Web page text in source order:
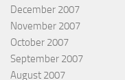
December 2007
November 2007
October 2007
September 2007
August 2007